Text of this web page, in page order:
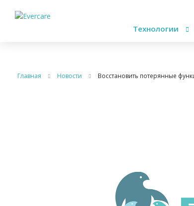
Технологии
Главная Новости Восстановить потерянные